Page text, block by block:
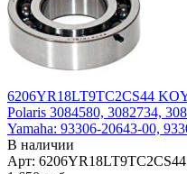
6206YR18LT9TC2CS44
Polaris 3084580, 3082734,
Yamaha: 93306-20643-00,
В наличии
Арт: 6206YR18LT9TC2CS44